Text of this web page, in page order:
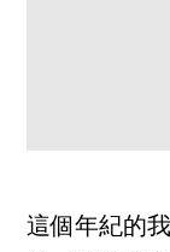
這個年紀的